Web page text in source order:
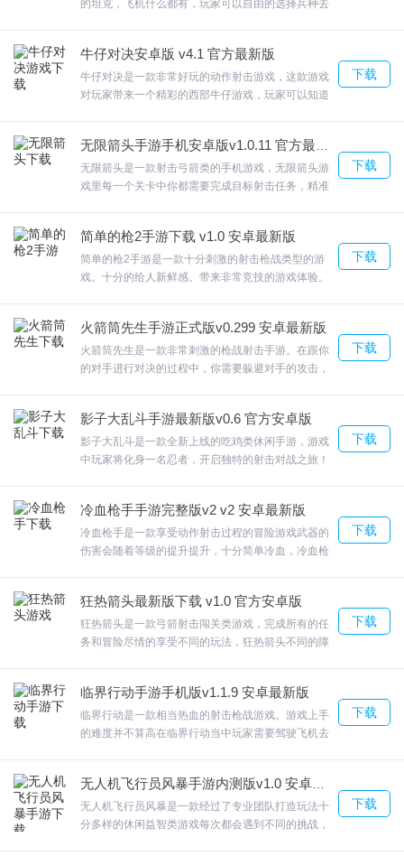
俺第一次来太空新手攻略
道！
2.打倒BOSS，抢夺武器，不断强化自己吧！
3.可以使用多种武器，每种武器都可以使玩家的能力发生质的变化并
4.多样化的玩法模式，经典的打飞机玩法，能带来更加丰富的乐趣。
俺第一次来太空亮点
1.游戏共11面关卡！
中敌人，你就能得到高分。
3.竖屏的操作玩法，玩家只需单手就能控制，欢乐中能锻炼脑细胞。
4.华丽的战机，极致酷炫的特效，空前的视听盛宴，宛如梦幻降临。
太空关卡。
6.一款充满神秘的冒险射击游戏，游戏中的更多体验更加精彩。
7.灵活的移动速度，感受不同的挑战，整体效果非常突出，任何事情
8.东海正在播出「文理组粪作制作对决」节目的优胜作品。
9.冒险模式以及任务挑战给玩家的奖励都非常的丰富，感受不同模式
俺第一次来太空更新日志
修复其他已知bug
游戏3d性能优化
降低了游戏的难度
的坦克，飞机什么都有，玩家可以自由的选择兵种去
下载体验。
牛仔对决安卓版 v4.1 官方最新版
牛仔对决是一款非常好玩的动作射击游戏，这款游戏
对玩家带来一个精彩的西部牛仔游戏，玩家可以知道
然有难度，就有挑战，有挑战，就能成功。欢迎来合
众软件园下载体验。
下载
无限箭头是一款射击弓箭类的手机游戏，无限箭头游
戏里每一个关卡中你都需要完成目标射击任务，精准
数。无限箭头游戏关卡丰富，欢迎来合众软件园下载
体验。
下载
简单的枪2手游下载 v1.0 安卓最新版
简单的枪2手游是一款十分刺激的射击枪战类型的游
戏。十分的给人新鲜感。带来非常竞技的游戏体验。
载体验。
下载
火箭筒先生手游正式版v0.299 安卓最新版
火箭筒先生是一款非常刺激的枪战射击手游。在跟你
的对手进行对决的过程中，你需要躲避对手的攻击，
验。
下载
影子大乱斗手游最新版v0.6 官方安卓版
影子大乱斗是一款全新上线的吃鸡类休闲手游，游戏
中玩家将化身一名忍者，开启独特的射击对战之旅！
轻松射击操作，喜欢的小伙伴一定不要错过哦！游戏
集结了时下最流行的玩法，并且简化了部分操作和系
统，玩起来更便捷、更刺激。欢迎来合众软件园下载
下载
冷血枪手手游完整版v2 v2 安卓最新版
冷血枪手是一款享受动作射击过程的冒险游戏武器的
伤害会随着等级的提升提升，十分简单冷血，冷血枪
景都有不同的任务，欢迎来合众软件园下载体验。
下载
狂热箭头最新版下载 v1.0 官方安卓版
狂热箭头是一款弓箭射击闯关类游戏，完成所有的任
务和冒险尽情的享受不同的玩法，狂热箭头不同的障
据风向、风速、目标高度等一些列参数，适当的调
整，完美命中;，欢迎来合众软件园下载体验。
下载
临界行动手游手机版v1.1.9 安卓最新版
临界行动是一款相当热血的射击枪战游戏。游戏上手
的难度并不算高在临界行动当中玩家需要驾驶飞机去
体验。
下载
无人机飞行员风暴是一款经过了专业团队打造玩法十
分多样的休闲益智类游戏每次都会遇到不同的挑战，
下载